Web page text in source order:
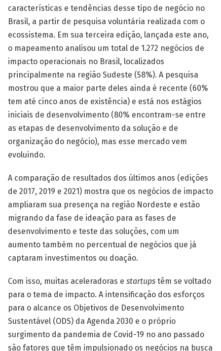
características e tendências desse tipo de negócio no
Brasil, a partir de pesquisa voluntária realizada com o
ecossistema. Em sua terceira edição, lançada este ano,
o mapeamento analisou um total de 1.272 negócios de
impacto operacionais no Brasil, localizados
principalmente na região Sudeste (58%). A pesquisa
mostrou que a maior parte deles ainda é recente (60%
tem até cinco anos de existência) e está nos estágios
iniciais de desenvolvimento (80% encontram-se entre
as etapas de desenvolvimento da solução e de
organização do negócio), mas esse mercado vem
evoluindo.
A comparação de resultados dos últimos anos (edições
de 2017, 2019 e 2021) mostra que os negócios de impacto
ampliaram sua presença na região Nordeste e estão
migrando da fase de ideação para as fases de
desenvolvimento e teste das soluções, com um
aumento também no percentual de negócios que já
captaram investimentos ou doação.
Com isso, muitas aceleradoras e startups têm se voltado
para o tema de impacto. A intensificação dos esforços
para o alcance os Objetivos de Desenvolvimento
Sustentável (ODS) da Agenda 2030 e o próprio
surgimento da pandemia de Covid-19 no ano passado
são fatores que têm impulsionado os negócios na busca